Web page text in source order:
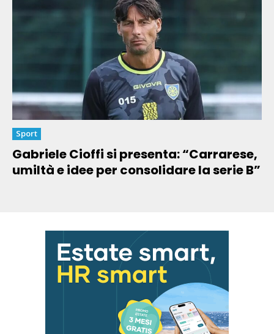
Sport
Gabriele Cioffi si presenta: “Carrarese,
umiltà e idee per consolidare la serie B”